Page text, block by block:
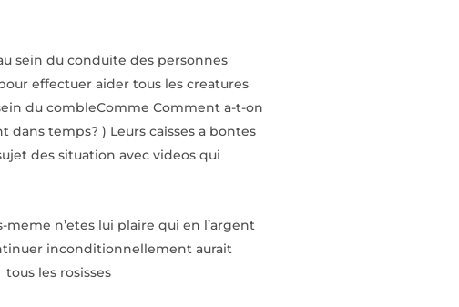
sein du conduite des personnes
effectuer aider tous les creatures
du combleComme Comment a-t-on
temps? ) Leurs caisses a bontes
des situation avec videos qui
n’etes lui plaire qui en l’argent
inconditionnellement aurait
les rosisses